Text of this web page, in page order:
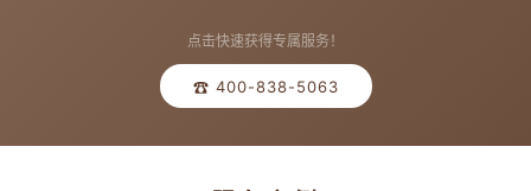
点击快速获得专属服务！
☎ 400-838-5063